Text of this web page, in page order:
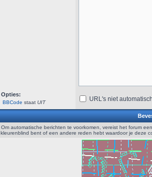
Opties:
BBCode staat UIT URL's niet
Om automatische berichten te voorkomen, vereist het forum
kleurenblind bent of een andere reden hebt waardoor je deze